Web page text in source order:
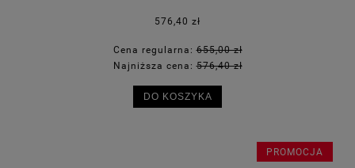
576,40 zł
Cena regularna:655,00 zł
Najniższa cena:576,40 zł
DO KOSZYKA
PROMOCJA